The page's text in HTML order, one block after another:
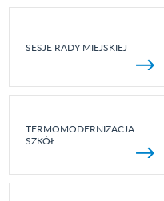
SESJE RADY MIEJSKIEJ
TERMOMODERNIZACJA
SZKÓŁ